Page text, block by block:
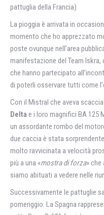
pattuglia della Francia)
La pioggia è arrivata in
momento che ho apprezzato
poste ovunque nell’area
manifestazione del Team
che hanno partecipato
di poterli osservare tutti come
Con il Mistral che aveva
Delta e i loro magnifici BA 125
un assordante rombo del
due caccia è stata
molto ravvicinata a velocità
più a una «mostra di forza» che
siamo abituati a vedere nelle
Successivamente le pattuglie
pomeriggio. La Spagna